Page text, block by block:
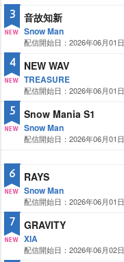
AY
3
W
音故知新
Snow Man
配信開始日：2026年06月01日
4
W
NEW WAV
TREASURE
配信開始日：2026年06月01日
5 Snow Mania S1
Snow Man
配信開始日：2026年06月01日
6
W
RAYS
Snow Man
配信開始日：2026年06月01日
7 GRAVITY
XIA
配信開始日：2026年06月02日